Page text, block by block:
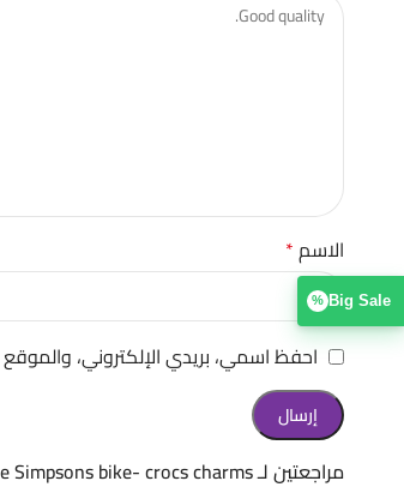
مراجعتين لـSimpsons bike- crocs charms
الاسم*
احفظ اسمي، بريدي الإلكتروني،
% Big Sale